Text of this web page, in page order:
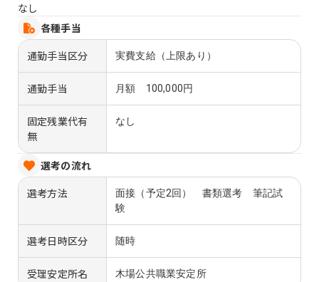
なし
各種手当
通勤手当区分
実費支給（上限あり）
通勤手当 月額 100,000円
固定残業代有
無
なし
選考の流れ
選考方法
面接（予定2回） 書類選考 筆記試
験
選考日時区分 随時
受理安定所名 木場公共職業安定所